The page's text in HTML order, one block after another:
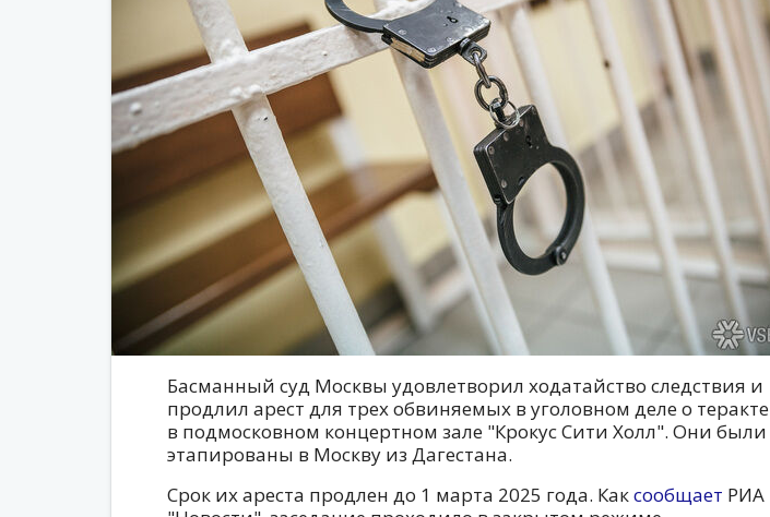
Басманный суд Москвы удовлетворил ходатайство следствия и
продлил арест для трех обвиняемых в уголовном деле о теракте
в подмосковном концертном зале "Крокус Сити Холл". Они были
этапированы в Москву из Дагестана.
Срок их ареста продлен до 1 марта 2025 года. Каксообщает РИА